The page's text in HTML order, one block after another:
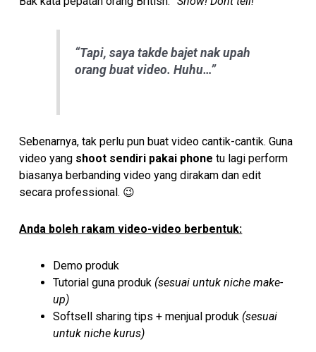
“Tapi, saya takde bajet nak upah
orang buat video. Huhu…”
Sebenarnya, tak perlu pun buat video cantik-cantik. Guna
video yang shoot sendiri pakai phone tu lagi perform
biasanya berbanding video yang dirakam dan edit
secara professional. 😉
Anda boleh rakam video-video berbentuk:
Demo produk
Tutorial guna produk (sesuai untuk niche make-
up)
Softsell sharing tips + menjual produk (sesuai
untuk niche kurus)